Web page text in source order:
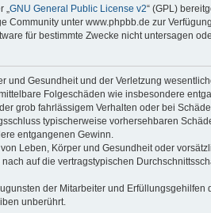
GNU General Public License v2“ (GPL)
unter www.phpbb.de zur
für bestimmte Zwecke nicht untersagen
und Gesundheit und der Verletzung
Folgeschäden wie insbesondere
grob fahrlässigem Verhalten oder bei
typischerweise vorhersehbaren
entgangenen Gewinn.
Leben, Körper und Gesundheit oder
auf die vertragstypischen
der Mitarbeiter und Erfüllungsgehilfen
unberührt.